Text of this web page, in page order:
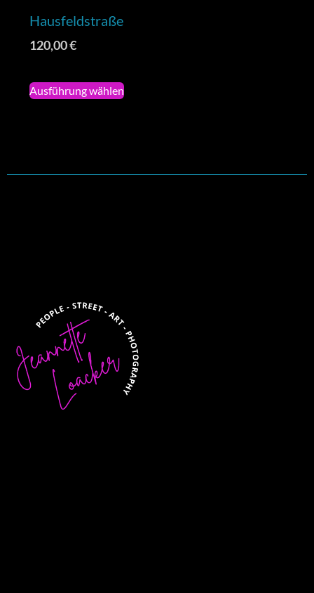
Hausfeldstraße
120,00€
Ausführung wählen